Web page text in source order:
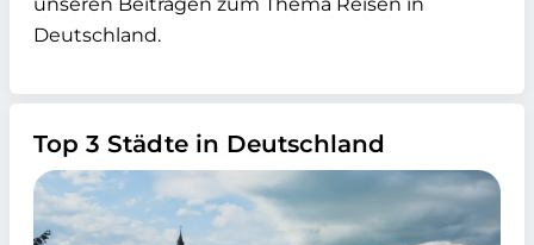
Deutschland.
Top 3 Städte in Deutschland